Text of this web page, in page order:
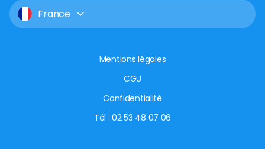
France
Mentions légales
CGU
Confidentialité
Tél : 02 53 48 07 06